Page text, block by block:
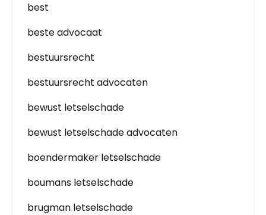
best
beste advocaat
bestuursrecht
bestuursrecht advocaten
bewust letselschade
bewust letselschade advocaten
boendermaker letselschade
boumans letselschade
brugman letselschade